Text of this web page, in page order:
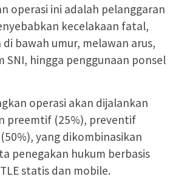
operasi ini adalah pelanggaran
kecelakaan fatal,
bawah umur, melawan arus,
SNI, hingga penggunaan ponsel
operasi akan dijalankan
preemtif (25%), preventif
yang dikombinasikan
penegakan hukum berbasis
statis dan mobile.